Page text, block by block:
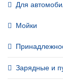
Для
Мойки
Зарядные и